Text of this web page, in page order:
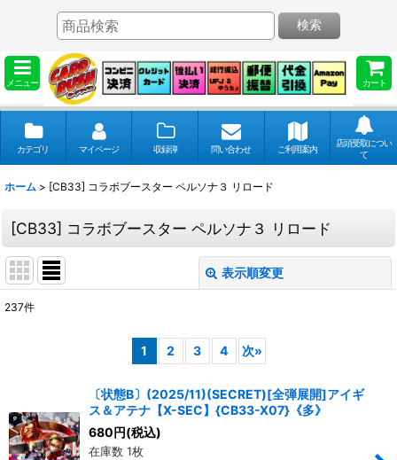
メニュー カート
検索
カテゴリ マイページ 収録弾 問い合わせ ご利用案内
店頭受取につい
て
ホーム > [CB33] コラボブースター ペルソナ３ リロード
[CB33] コラボブースター ペルソナ３ リロード
表示順変更
絞り込む
237件
1 2 3 4 次»
〔状態B〕(2025/11)(SECRET)[全弾展開]アイギ
ス＆アテナ【X-SEC】{CB33-X07}《多》
680 円(税込)
在庫数 1枚